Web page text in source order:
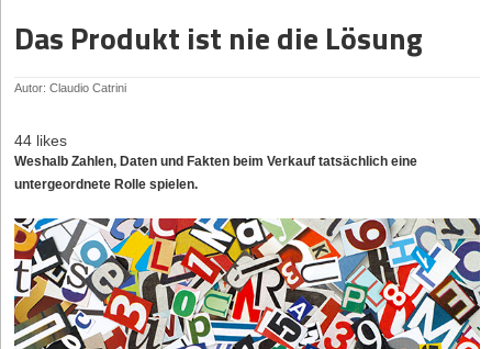
Das Produkt ist nie die Lösung
Autor: Claudio Catrini
44 likes
Weshalb Zahlen, Daten und Fakten beim Verkauf tatsächlich eine
untergeordnete Rolle spielen.